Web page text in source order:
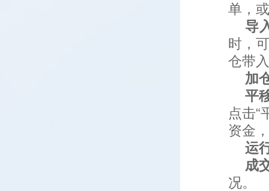
单，
导
时，
仓带
加
平
点击“
资金
运
成
况。